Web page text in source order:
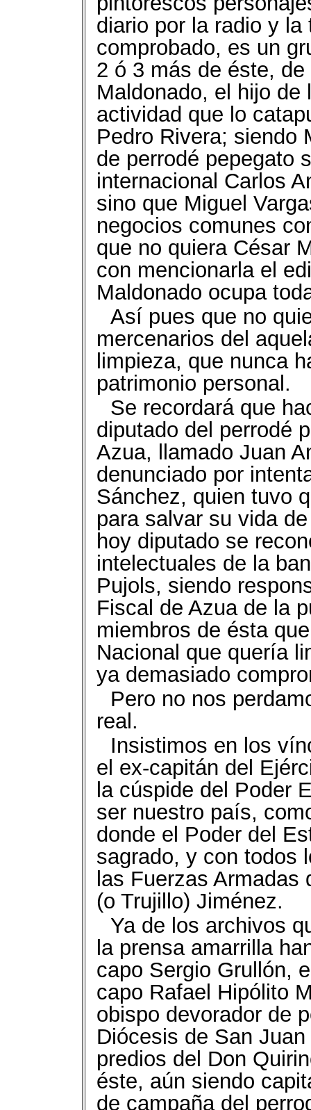
diario por la radio y
comprobado, es un
2 ó 3 más de éste,
Maldonado, el hijo de
actividad que lo
Pedro Rivera; siendo
de perrodé pepegato
internacional Carlos
sino que Miguel
negocios comunes
que no quiera César
con mencionarla el
Maldonado ocupa
Así pues que no
mercenarios del
limpieza, que nunca
patrimonio personal.
Se recordará que
diputado del perrodé
Azua, llamado Juan
denunciado por
Sánchez, quien tuvo
para salvar su vida
hoy diputado se
intelectuales de la
Pujols, siendo
Fiscal de Azua de la
miembros de ésta
Nacional que quería
ya demasiado
Pero no nos
real.
Insistimos en los
el ex-capitán del
la cúspide del Poder
ser nuestro país,
donde el Poder del
sagrado, y con todos
las Fuerzas
(o Trujillo) Jiménez.
Ya de los archivos
la prensa amarrilla
capo Sergio Grullón,
capo Rafael Hipólito
obispo devorador de
Diócesis de San
predios del Don
éste, aún siendo
de campaña del